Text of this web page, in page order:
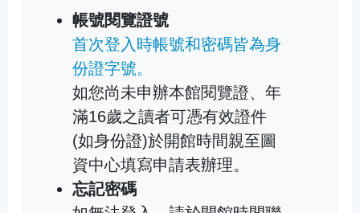
帳號閱覽證號
首次登入時帳號和密碼皆為身
份證字號。
如您尚未申辦本館閱覽證、年
滿16歲之讀者可憑有效證件
(如身份證)於開館時間親至圖
資中心填寫申請表辦理。
忘記密碼